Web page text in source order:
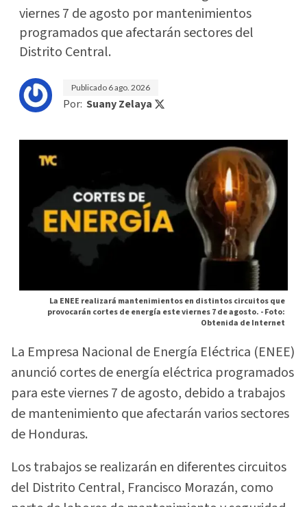
viernes 7 de agosto por mantenimientos
programados que afectarán sectores del
Distrito Central.
Publicado 6 ago. 2026
Por: Suany Zelaya
La ENEE realizará mantenimientos en distintos circuitos que
provocarán cortes de energía este viernes 7 de agosto. -Foto:
Obtenida de Internet
La Empresa Nacional de Energía Eléctrica (ENEE)
anunció cortes de energía eléctrica programados
para este viernes 7 de agosto, debido a trabajos
de mantenimiento que afectarán varios sectores
de Honduras.
Los trabajos se realizarán en diferentes circuitos
del Distrito Central, Francisco Morazán, como